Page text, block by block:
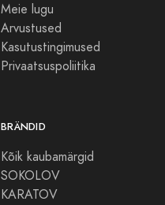
Meie lugu
Arvustused
Kasutustingimused
Privaatsuspoliitika
BRÄNDID
Kõik kaubamärgid
SOKOLOV
KARATOV